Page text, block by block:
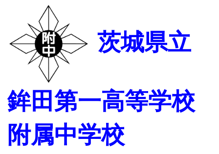
茨城県立
鉾田第一高等学校
附属中学校